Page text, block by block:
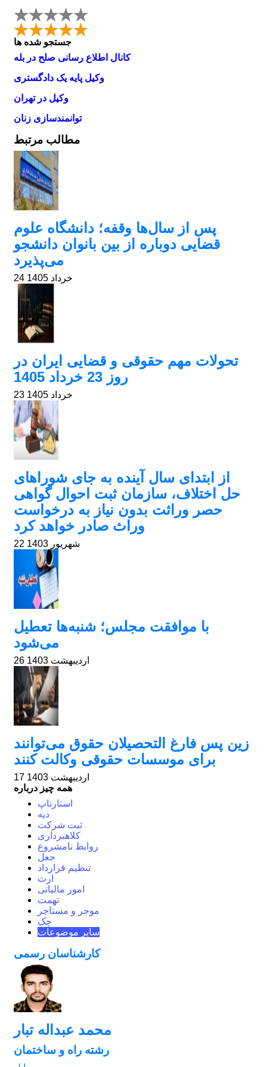
جستجو شده ها
کانال اطلاع رسانی صلح در بله
وکیل پایه یک دادگستری
وکیل در تهران
توانمندسازی زنان
مطالب مرتبط
پس از سال‌ها وقفه؛ دانشگاه علوم
قضایی دوباره از بین بانوان دانشجو
می‌پذیرد
24 خرداد 1405
تحولات مهم حقوقی و قضایی ایران در
روز 23 خرداد 1405
23 خرداد 1405
از ابتدای سال آینده به جای شوراهای
حل اختلاف، سازمان ثبت احوال گواهی
حصر وراثت بدون نیاز به درخواست
وراث صادر خواهد کرد
22 شهریور 1403
با موافقت مجلس؛ شنبه‌ها تعطیل
می‌شود
26 اردیبهشت 1403
زین پس فارغ التحصیلان حقوق می‌توانند
برای موسسات حقوقی وکالت کنند
17 اردیبهشت 1403
همه چیز درباره
استارتاپ
دیه
ثبت شرکت
کلاهبرداری
روابط نامشروع
جعل
تنظیم قرارداد
ارث
امور مالیاتی
تهمت
موجر و مستاجر
چک
سایر موضوعات
کارشناسان رسمی
محمد عبداله تبار
رشته راه و ساختمان